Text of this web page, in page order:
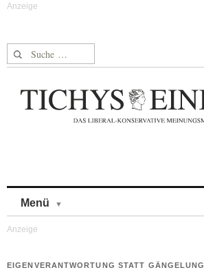
Suche nach:
Menü
EIGENVERANTWORTUNG STATT GÄNGELUNG